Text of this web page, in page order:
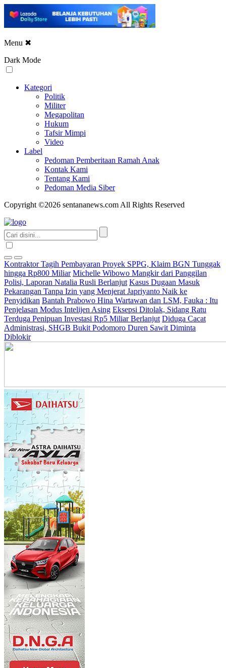
Menu ✖
Dark Mode
Kategori
Politik
Militer
Megapolitan
Hukum
Tafsir Mimpi
Video
Label
Pedoman Pemberitaan Ramah Anak
Kontak Kami
Tentang Kami
Pedoman Media Siber
Copyright ©2026 sentananews.com All Rights Reserved
Kontraktor Tagih Pembayaran Proyek SPPG, Klaim BGN Tunggak
hingga Rp800 Miliar Michelle Wibowo Mangkir dari Panggilan
Polisi, Laporan Natalia Rusli Berlanjut Kasus Dugaan Masuk
Pekarangan Tanpa Izin yang Menjerat Japriyanto Naik ke
Penyidikan Bantah Prabowo Hina Wartawan dan LSM, Fauka : Itu
Penjelasan Modus Intelijen Asing Eksepsi Ditolak, Sidang Ratu
Terduga Penipuan Investasi Rp5 Miliar Berlanjut Diduga Cacat
Administrasi, SHGB Bukit Podomoro Duren Sawit Diminta
Diblokir